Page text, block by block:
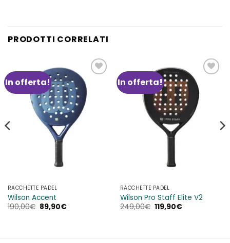
PRODOTTI CORRELATI
In offerta!
Aggiungi
alla lista
dei
desideri
RACCHETTE PADEL
Wilson Accent
190,00€ Il
prezzo
89,90€Il
In offerta!
Aggiungi
alla lista
dei
desideri
RACCHETTE PADEL
Wilson Pro Staff Elite V2
249,00€ Il
prezzo
119,90€Il